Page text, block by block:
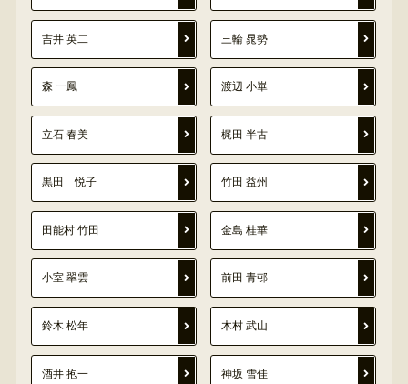
吉井 英二 三輪 晁勢
森 一鳳 渡辺 小崋
立石 春美 梶田 半古
黒田 悦子 竹田 益州
田能村 竹田 金島 桂華
小室 翠雲 前田 青邨
鈴木 松年 木村 武山
酒井 抱一 神坂 雪佳